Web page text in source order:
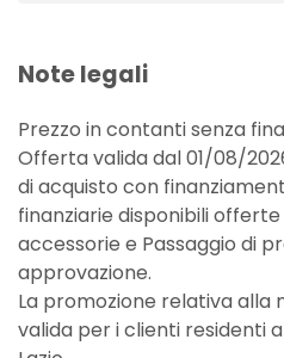
Note legali
Prezzo in contanti senza
Offerta valida dal 01/08/
di acquisto con
finanziarie disponibili
accessorie e Passaggio di
approvazione.
La promozione relativa alla
valida per i clienti residenti